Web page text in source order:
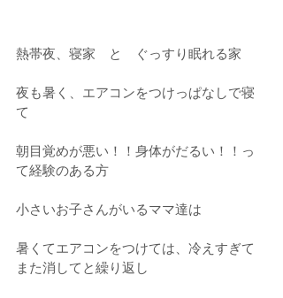
熱帯夜、寝家　と　ぐっすり眠れる家
夜も暑く、エアコンをつけっぱなしで寝
て
朝目覚めが悪い！！身体がだるい！！っ
て経験のある方
小さいお子さんがいるママ達は
暑くてエアコンをつけては、冷えすぎて
また消してと繰り返し